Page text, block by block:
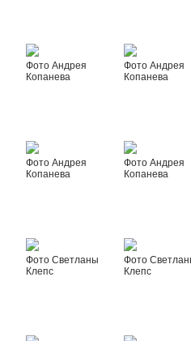
Фото Андрея
Копанева
Фото Андрея
Копанева
Фото Андрея
Копанева
Фото Андрея
Копанева
Фото Светланы
Клепс
Фото
Клепс